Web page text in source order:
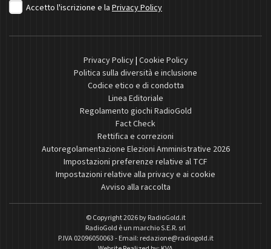
Accetto l'iscrizione e la Privacy Policy
Privacy Policy| Cookie Policy
Politica sulla diversità e inclusione
Codice etico e di condotta
Linea Editoriale
Regolamento giochi RadioGold
Fact Check
Rettifica e correzioni
Autoregolamentazione Elezioni Amministrative 2026
Impostazioni preferenze relative al TCF
Impostazioni relative alla privacy e ai cookie
Avviso alla raccolta
© Copyright 2026 byRadioGold.it
RadioGold è un marchio S.E.R. srl
P.IVA 02096050063 - Email: redazione@radiogold.it